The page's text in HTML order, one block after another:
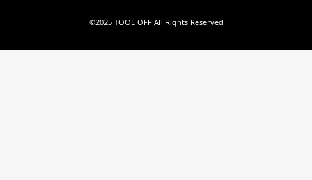
©︎2025 TOOL OFF All Rights Reserved